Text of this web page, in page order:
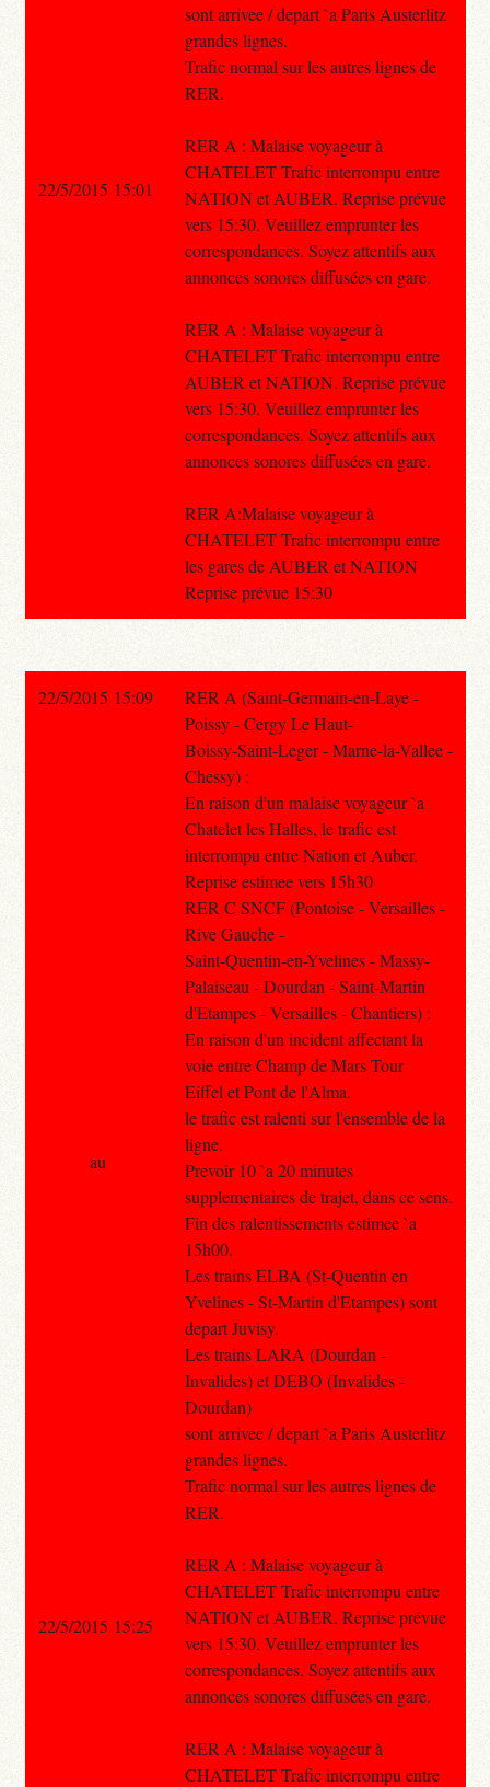
sont arrivee / depart `a Paris Austerlitz
grandes lignes.
Trafic normal sur les autres lignes de
RER.
RER A : Malaise voyageur à
CHATELET Trafic interrompu entre
NATION et AUBER. Reprise prévue
vers 15:30. Veuillez emprunter les
correspondances. Soyez attentifs aux
annonces sonores diffusées en gare.
RER A : Malaise voyageur à
CHATELET Trafic interrompu entre
AUBER et NATION. Reprise prévue
vers 15:30. Veuillez emprunter les
correspondances. Soyez attentifs aux
annonces sonores diffusées en gare.
RER A:Malaise voyageur à
CHATELET Trafic interrompu entre
les gares de AUBER et NATION
Reprise prévue 15:30
22/5/2015 15:01
22/5/2015 15:09
RER A (Saint-Germain-en-Laye -
Poissy - Cergy Le Haut-
Boissy-Saint-Leger - Marne-la-Vallee -
Chessy) :
En raison d'un malaise voyageur `a
Chatelet les Halles, le trafic est
interrompu entre Nation et Auber.
Reprise estimee vers 15h30
RER C SNCF (Pontoise - Versailles -
Rive Gauche -
Saint-Quentin-en-Yvelines - Massy-
Palaiseau - Dourdan - Saint-Martin
d'Etampes - Versailles - Chantiers) :
En raison d'un incident affectant la
voie entre Champ de Mars Tour
Eiffel et Pont de l'Alma.
le trafic est ralenti sur l'ensemble de la
ligne.
Prevoir 10 `a 20 minutes
supplementaires de trajet, dans ce sens.
Fin des ralentissements estimee `a
15h00.
Les trains ELBA (St-Quentin en
Yvelines - St-Martin d'Etampes) sont
depart Juvisy.
Les trains LARA (Dourdan -
Invalides) et DEBO (Invalides -
Dourdan)
sont arrivee / depart `a Paris Austerlitz
grandes lignes.
Trafic normal sur les autres lignes de
RER.
RER A : Malaise voyageur à
CHATELET Trafic interrompu entre
NATION et AUBER. Reprise prévue
vers 15:30. Veuillez emprunter les
correspondances. Soyez attentifs aux
annonces sonores diffusées en gare.
RER A : Malaise voyageur à
CHATELET Trafic interrompu entre
au
22/5/2015 15:25